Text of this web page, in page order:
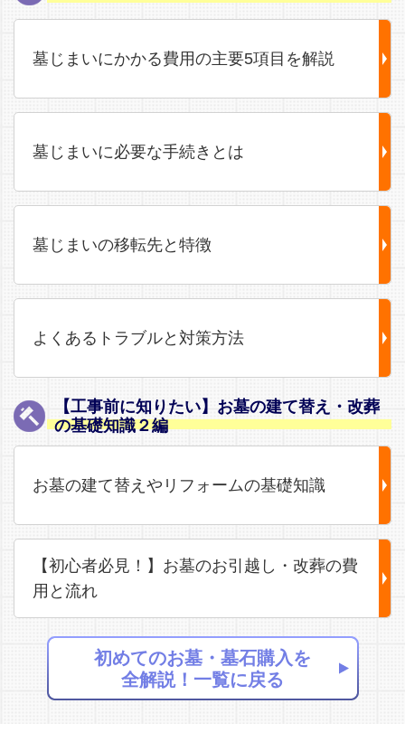
墓じまいにかかる費用の主要5項目を解説
墓じまいに必要な手続きとは
墓じまいの移転先と特徴
よくあるトラブルと対策方法
【工事前に知りたい】お墓の建て替え・改葬
の基礎知識２編
お墓の建て替えやリフォームの基礎知識
【初心者必見！】お墓のお引越し・改葬の費
用と流れ
初めてのお墓・墓石購入を
全解説！一覧に戻る